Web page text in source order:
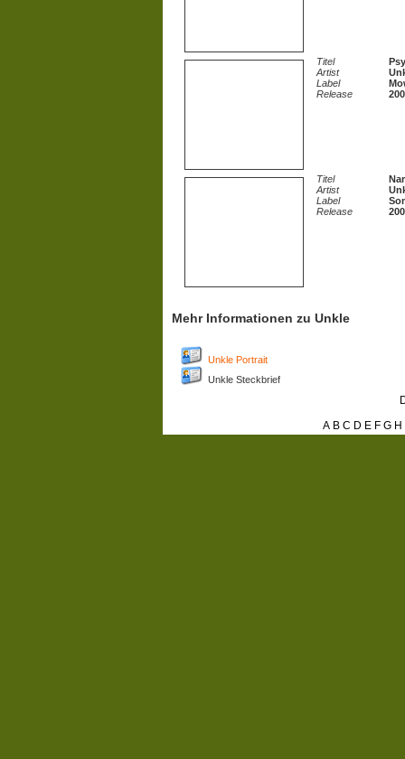
Titel
Artist
Label
Release
Titel
Artist
Label
Release
Mehr Informationen zu Unkle
Unkle Portrait
Unkle Steckbrief
A B C D E F G H